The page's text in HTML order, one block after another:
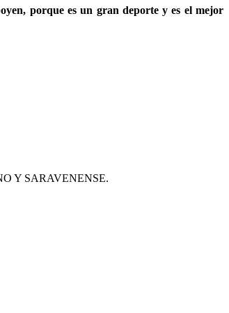
porque es un gran deporte y es el mejor
Y SARAVENENSE.